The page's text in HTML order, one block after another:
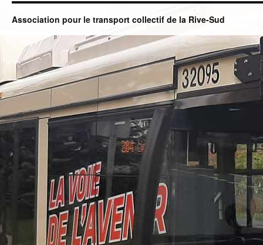
Association pour le transport collectif de la Rive-Sud